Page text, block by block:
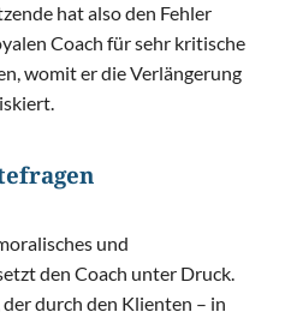
hat also den Fehler
Coach für sehr kritische
womit er die Verlängerung
und
den Coach unter Druck.
durch den Klienten – in